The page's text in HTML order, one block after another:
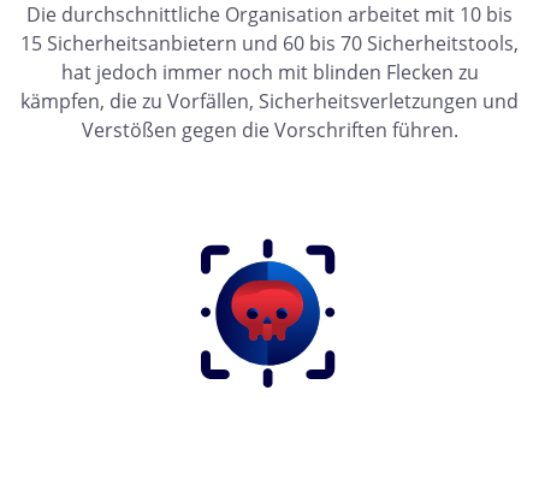
Die durchschnittliche Organisation arbeitet mit 10 bis
15 Sicherheitsanbietern und 60 bis 70 Sicherheitstools,
hat jedoch immer noch mit blinden Flecken zu
kämpfen, die zu Vorfällen, Sicherheitsverletzungen und
Verstößen gegen die Vorschriften führen.